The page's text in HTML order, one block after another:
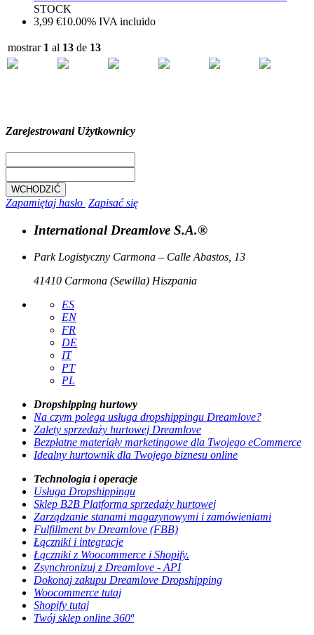
STOCK
3,99 €10.00% IVA incluido
mostrar 1 al 13 de 13
Zarejestrowani Użytkownicy
Zapamiętaj hasło Zapisać się
International Dreamlove S.A.®
Park Logistyczny Carmona – Calle Abastos, 13
41410 Carmona (Sewilla) Hiszpania
ES
EN
FR
DE
IT
PT
PL
Dropshipping hurtowy
Na czym polega usługa dropshippingu Dreamlove?
Zalety sprzedaży hurtowej Dreamlove
Bezpłatne materiały marketingowe dla Twojego eCommerce
Idealny hurtownik dla Twojego biznesu online
Technologia i operacje
Usługa Dropshippingu
Sklep B2B Platforma sprzedaży hurtowej
Zarządzanie stanami magazynowymi i zamówieniami
Fulfillment by Dreamlove (FBB)
Łączniki i integracje
Łączniki z Woocommerce i Shopify.
Zsynchronizuj z Dreamlove - API
Dokonaj zakupu Dreamlove Dropshipping
Woocommerce tutaj
Shopify tutaj
Twój sklep online 360º